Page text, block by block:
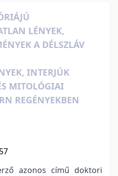
LÉNYEK,
A DÉLSZLÁV
INTERJÚK
MITOLÓGIAI
REGÉNYEKBEN
azonos című doktori